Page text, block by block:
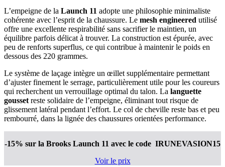
L’empeigne de la Launch 11 adopte une philosophie minimaliste
cohérente avec l’esprit de la chaussure. Le mesh engineered utilisé
offre une excellente respirabilité sans sacrifier le maintien, un
équilibre parfois délicat à trouver. La construction est épurée, avec
peu de renforts superflus, ce qui contribue à maintenir le poids en
dessous des 220 grammes.
Le système de laçage intègre un œillet supplémentaire permettant
d’ajuster finement le serrage, particulièrement utile pour les coureurs
qui recherchent un verrouillage optimal du talon. La languette
gousset reste solidaire de l’empeigne, éliminant tout risque de
glissement latéral pendant l’effort. Le col de cheville reste bas et peu
rembourré, dans la lignée des chaussures orientées performance.
-15% sur la Brooks Launch 11 avec le code IRUNEVASION15
Voir le prix